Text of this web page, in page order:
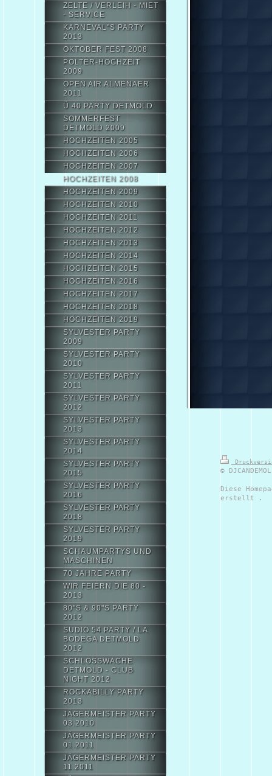
©
Diese
erstellt .
ZELTE / VERLEIH - MIET
- SERVICE
KARNEVAL"S PARTY
2013
OKTOBER FEST 2008
POLTER-HOCHZEIT
2009
OPEN AIR ALMENAER
2011
Ü 40 PARTY DETMOLD
SOMMERFEST
DETMOLD 2009
HOCHZEITEN 2005
HOCHZEITEN 2006
HOCHZEITEN 2007
HOCHZEITEN 2008
HOCHZEITEN 2009
HOCHZEITEN 2010
HOCHZEITEN 2011
HOCHZEITEN 2012
HOCHZEITEN 2013
HOCHZEITEN 2014
HOCHZEITEN 2015
HOCHZEITEN 2016
HOCHZEITEN 2017
HOCHZEITEN 2018
HOCHZEITEN 2019
SYLVESTER PARTY
2009
SYLVESTER PARTY
2010
SYLVESTER PARTY
2011
SYLVESTER PARTY
2012
SYLVESTER PARTY
2013
SYLVESTER PARTY
2014
SYLVESTER PARTY
2015
SYLVESTER PARTY
2016
SYLVESTER PARTY
2018
SYLVESTER PARTY
2019
SCHAUMPARTYS UND
MASCHINEN
70 JAHRE PARTY
WIR FEIERN DIE 80 -
2013
80"S & 90"S PARTY
2012
SUDIO 54 PARTY / LA
BODEGA DETMOLD
2012
SCHLOSSWACHE
DETMOLD - CLUB
NIGHT 2012
ROCKABILLY PARTY
2013
JÄGERMEISTER PARTY
03.2010
JÄGERMEISTER PARTY
01.2011
JÄGERMEISTER PARTY
11.2011